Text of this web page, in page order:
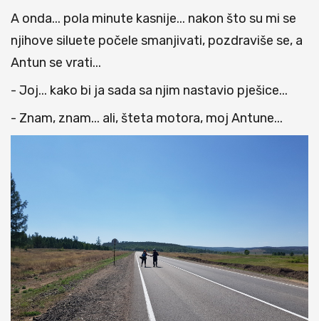
A onda... pola minute kasnije... nakon što su mi se
njihove siluete počele smanjivati, pozdraviše se, a
Antun se vrati...
- Joj... kako bi ja sada sa njim nastavio pješice...
- Znam, znam... ali, šteta motora, moj Antune...